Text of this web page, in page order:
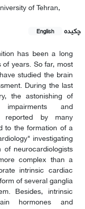
of Tehran,
چکیده
English
has been a long
years. So far, most
studied the brain
During the last
the astonishing of
and
reported by many
to the formation of a
investigating
neurocardiologists
complex than a
intrinsic cardiac
of several ganglia
Besides, intrinsic
hormones and